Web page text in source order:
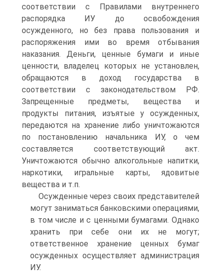
соответствии с Правилами внутреннего
распорядка ИУ до освобождения
осужденного, но без права пользования и
распоряжения ими во время отбывания
наказания. Деньги, ценные бумаги и иные
ценности, владелец которых не установлен,
обращаются в доход государства в
соответствии с законодательством РФ.
Запрещенные предметы, вещества и
продукты питания, изъятые у осужденных,
передаются на хранение либо уничтожаются
по постановлению начальника ИУ, о чем
составляется соответствующий акт.
Уничтожаются обычно алкогольные напитки,
наркотики, игральные карты, ядовитые
вещества и т.п.
Осужденные через своих представителей
могут заниматься банковскими операциями,
в том числе и с ценными бумагами. Однако
хранить при себе они их не могут;
ответственное хранение ценных бумаг
осужденных осуществляет администрация
ИУ.